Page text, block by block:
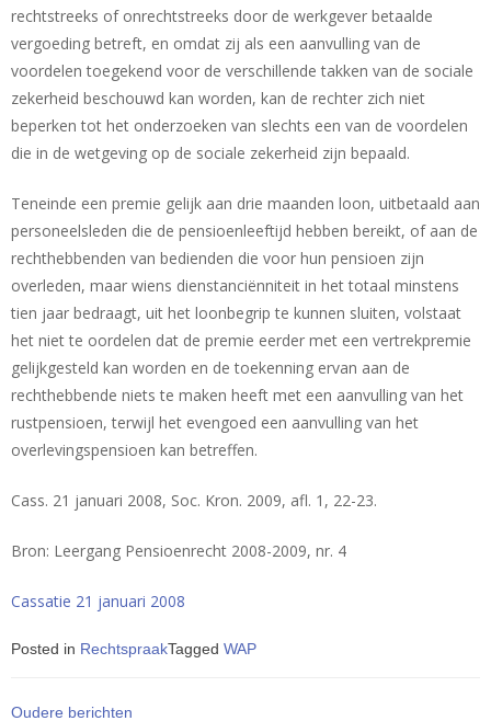
rechtstreeks of onrechtstreeks door de werkgever betaalde
vergoeding betreft, en omdat zij als een aanvulling van de
voordelen toegekend voor de verschillende takken van de sociale
zekerheid beschouwd kan worden, kan de rechter zich niet
beperken tot het onderzoeken van slechts een van de voordelen
die in de wetgeving op de sociale zekerheid zijn bepaald.
Teneinde een premie gelijk aan drie maanden loon, uitbetaald aan
personeelsleden die de pensioenleeftijd hebben bereikt, of aan de
rechthebbenden van bedienden die voor hun pensioen zijn
overleden, maar wiens dienstanciënniteit in het totaal minstens
tien jaar bedraagt, uit het loonbegrip te kunnen sluiten, volstaat
het niet te oordelen dat de premie eerder met een vertrekpremie
gelijkgesteld kan worden en de toekenning ervan aan de
rechthebbende niets te maken heeft met een aanvulling van het
rustpensioen, terwijl het evengoed een aanvulling van het
overlevingspensioen kan betreffen.
Cass. 21 januari 2008, Soc. Kron. 2009, afl. 1, 22-23.
Bron: Leergang Pensioenrecht 2008-2009, nr. 4
Cassatie 21 januari 2008
Posted in RechtspraakTagged WAP
Oudere berichten